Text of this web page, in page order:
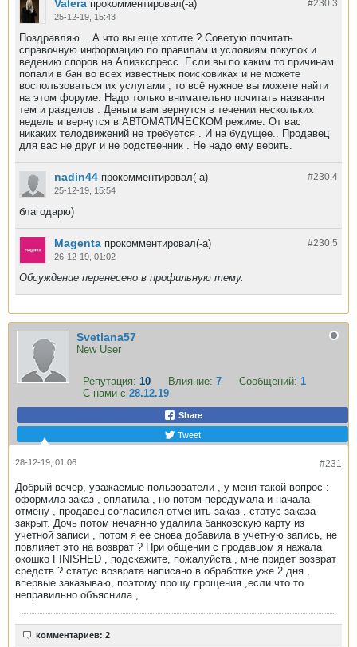
#230.3
Valera прокомментировал(-а)
25-12-19, 15:43
Поздравляю... А что вы еще хотите ? Советую почитать
справочную информацию по правилам и условиям покупок и
ведению споров на Алиэкспресс. Если вы по каким то причинам
попали в бан во всех известных поисковиках и не можете
воспользоваться их услугами , то всё нужное вы можете найти
на этом форуме. Надо только внимательно почитать названия
тем и разделов . Деньги вам вернутся в течении нескольких
недель и вернутся в АВТОМАТИЧЕСКОМ режиме. От вас
никаких телодвижений не требуется . И на будущее.. Продавец
для вас не друг и не родственник . Не надо ему верить.
#230.4
nadin44 прокомментировал(-а)
25-12-19, 15:54
благодарю)
#230.5
Magenta прокомментировал(-а)
26-12-19, 01:02
Обсуждение перенесено в профильную тему.
Svetlana57
New User
Репутация: 10 Влияние: 7 Сообщений: 1
С нами с 28.12.19
Share
Tweet
#231
28-12-19, 01:06
Добрый вечер, уважаемые пользователи , у меня такой вопрос :
оформила заказ , оплатила , но потом передумала и начала
отмену , продавец согласился отменить заказ , статус заказа
закрыт. Дочь потом нечаянно удалила банковскую карту из
учетной записи , потом я ее снова добавила в учетную запись, не
повлияет это на возврат ? При общении с продавцом я нажала
окошко FINISHED , подскажите, пожалуйста , мне придет возврат
средств ? статус возврата написано в обработке уже 2 дня ,
впервые заказываю, поэтому прошу прощения ,если что то
неправильно объяснила ,
комментариев: 2